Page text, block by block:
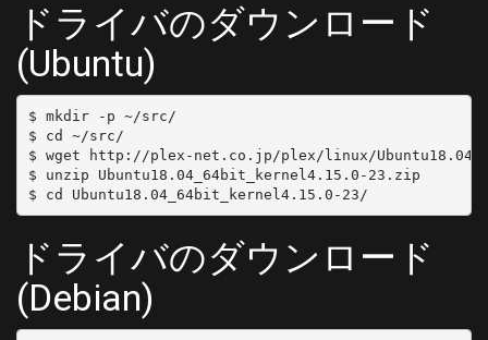
ドライバのダウンロード
(Ubuntu)
$ mkdir -p ~/src/
$ cd ~/src/
$ wget http://plex-net.co.jp/plex/linux/
$ unzip Ubuntu18.04_64bit_kernel4.15.0-23.zip
ドライバのダウンロード
(Debian)